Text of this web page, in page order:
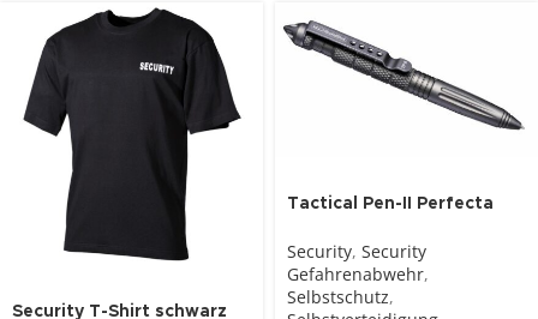
Security T-Shirt schwarz
Tactical Pen-II Perfecta
Security, Security
Gefahrenabwehr,
Selbstschutz,